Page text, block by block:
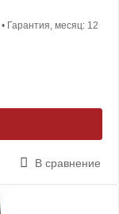
• Гарантия, месяц: 12
В сравнение